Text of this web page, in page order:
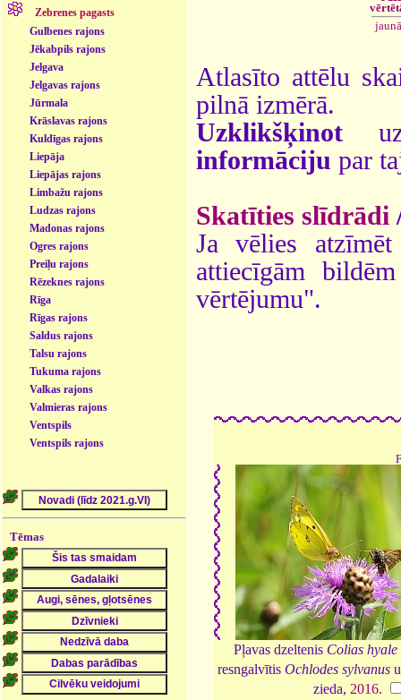
Zebrenes pagasts
Gulbenes rajons
Jēkabpils rajons
Jelgava
Jelgavas rajons
Jūrmala
Krāslavas rajons
Kuldīgas rajons
Liepāja
Liepājas rajons
Limbažu rajons
Ludzas rajons
Madonas rajons
Ogres rajons
Preiļu rajons
Rēzeknes rajons
Rīga
Rīgas rajons
Saldus rajons
Talsu rajons
Tukuma rajons
Valkas rajons
Valmieras rajons
Ventspils
Ventspils rajons
Tēmas
Atlasīto attēlu
pilnā izmērā.
Uzklikšķinot
informāciju par
Skatīties slīdrādi
Ja vēlies
attiecīgām
vērtējumu".
Pļavas dzeltenis Colias hyale
resngalvītisOchlodes sylvanus
zieda, 2016.